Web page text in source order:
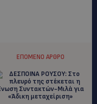
ΕΠΌΜΕΝΟ ΆΡΘΡΟ